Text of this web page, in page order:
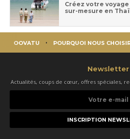
Créez votre voyage
sur-mesure en
OOVATU POURQUOI NOUS
Newsletter
Actualités, coups de cœur, offres spéciales,
e-